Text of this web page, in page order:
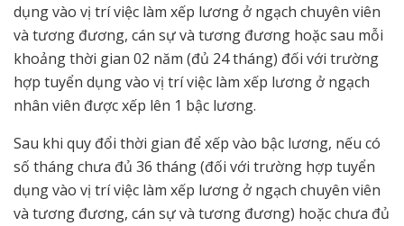
dụng vào vị trí việc làm xếp lương ở ngạch chuyên viên
và tương đương, cán sự và tương đương hoặc sau mỗi
khoảng thời gian 02 năm (đủ 24 tháng) đối với trường
hợp tuyển dụng vào vị trí việc làm xếp lương ở ngạch
nhân viên được xếp lên 1 bậc lương.
Sau khi quy đổi thời gian để xếp vào bậc lương, nếu có
số tháng chưa đủ 36 tháng (đối với trường hợp tuyển
dụng vào vị trí việc làm xếp lương ở ngạch chuyên viên
và tương đương, cán sự và tương đương) hoặc chưa đủ